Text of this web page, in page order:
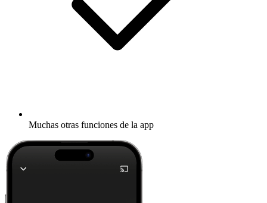
Muchas otras funciones de la app